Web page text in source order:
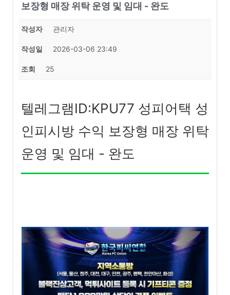
보장형 매장 위탁 운영 및 임대 - 완도
작성자 관리자
작성일 2026-03-06 23:49
조회 25
텔레그램ID:KPU77 성피어택 성
인피시방 수익 보장형 매장 위탁
운영 및 임대 - 완도